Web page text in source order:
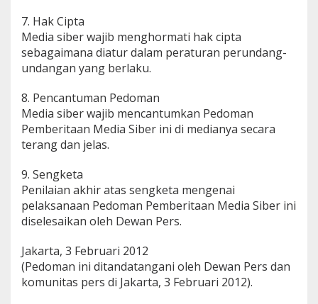
7. Hak Cipta
Media siber wajib menghormati hak cipta
sebagaimana diatur dalam peraturan perundang-
undangan yang berlaku.
8. Pencantuman Pedoman
Media siber wajib mencantumkan Pedoman
Pemberitaan Media Siber ini di medianya secara
terang dan jelas.
9. Sengketa
Penilaian akhir atas sengketa mengenai
pelaksanaan Pedoman Pemberitaan Media Siber ini
diselesaikan oleh Dewan Pers.
Jakarta, 3 Februari 2012
(Pedoman ini ditandatangani oleh Dewan Pers dan
komunitas pers di Jakarta, 3 Februari 2012).